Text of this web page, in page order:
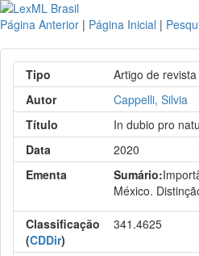
Página Anterior | Página Inicial |
Tipo
Artigo de revista
Autor
Cappelli, Silvia
Título
In dubio pro
Data
2020
Ementa
Sumário:
México.
Classificação
(CDDir)
341.4625